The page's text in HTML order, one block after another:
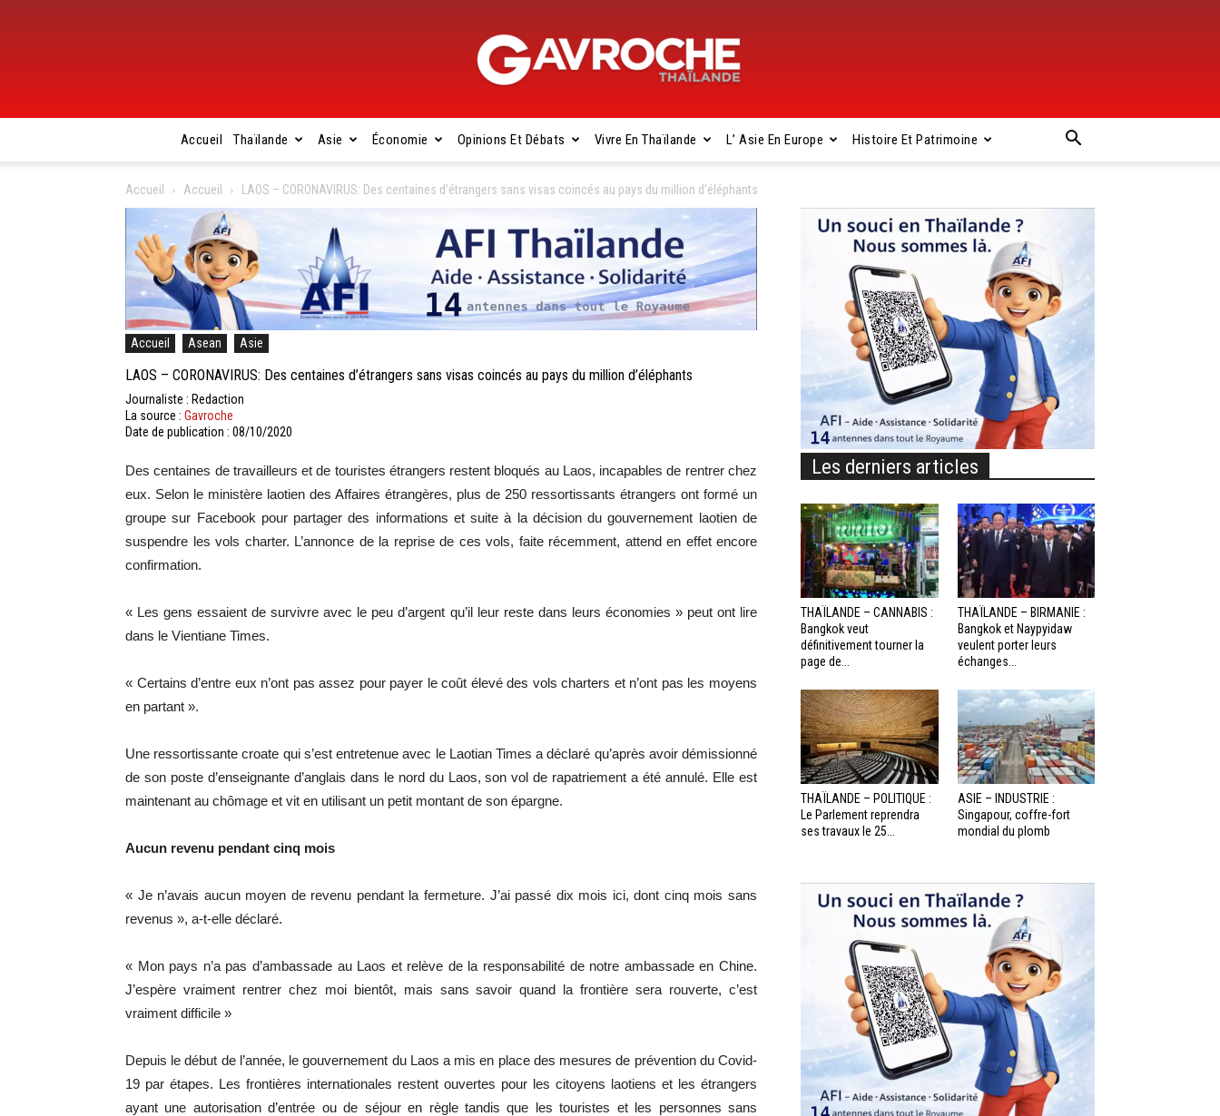
Gavroche
Thaïlande
Accueil Thaïlande Asie Économie Opinions Et Débats Vivre En Thaïlande L’ Asie En Europe Histoire Et Patrimoine
Accueil Accueil LAOS – CORONAVIRUS: Des centaines d’étrangers sans visas coincés au pays du million d’éléphants
Accueil Asean Asie
LAOS – CORONAVIRUS: Des centaines d’étrangers sans visas coincés au pays du million d’éléphants
Journaliste : Redaction
La source : Gavroche
Date de publication : 08/10/2020
Des centaines de travailleurs et de touristes étrangers restent bloqués au Laos, incapables de rentrer chez
eux. Selon le ministère laotien des Affaires étrangères, plus de 250 ressortissants étrangers ont formé un
groupe sur Facebook pour partager des informations et suite à la décision du gouvernement laotien de
suspendre les vols charter. L’annonce de la reprise de ces vols, faite récemment, attend en effet encore
confirmation.
« Les gens essaient de survivre avec le peu d’argent qu’il leur reste dans leurs économies » peut ont lire
dans le Vientiane Times.
« Certains d’entre eux n’ont pas assez pour payer le coût élevé des vols charters et n’ont pas les moyens
en partant ».
Une ressortissante croate qui s’est entretenue avec le Laotian Times a déclaré qu’après avoir démissionné
de son poste d’enseignante d’anglais dans le nord du Laos, son vol de rapatriement a été annulé. Elle est
maintenant au chômage et vit en utilisant un petit montant de son épargne.
Aucun revenu pendant cinq mois
« Je n’avais aucun moyen de revenu pendant la fermeture. J’ai passé dix mois ici, dont cinq mois sans
revenus », a-t-elle déclaré.
« Mon pays n’a pas d’ambassade au Laos et relève de la responsabilité de notre ambassade en Chine.
J’espère vraiment rentrer chez moi bientôt, mais sans savoir quand la frontière sera rouverte, c’est
vraiment difficile »
Depuis le début de l’année, le gouvernement du Laos a mis en place des mesures de prévention du Covid-
19 par étapes. Les frontières internationales restent ouvertes pour les citoyens laotiens et les étrangers
ayant une autorisation d’entrée ou de séjour en règle tandis que les touristes et les personnes sans
Les derniers articles
THAÏLANDE – CANNABIS :
Bangkok veut
définitivement tourner la
page de...
THAÏLANDE – BIRMANIE :
Bangkok et Naypyidaw
veulent porter leurs
échanges...
THAÏLANDE – POLITIQUE :
Le Parlement reprendra
ses travaux le 25...
ASIE – INDUSTRIE :
Singapour, coffre-fort
mondial du plomb